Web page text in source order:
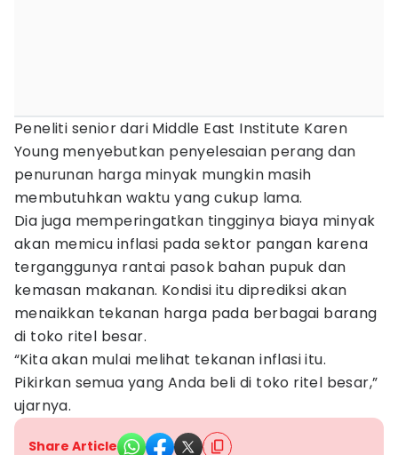
Peneliti senior dari Middle East Institute Karen
Young menyebutkan penyelesaian perang dan
penurunan harga minyak mungkin masih
membutuhkan waktu yang cukup lama.
Dia juga memperingatkan tingginya biaya minyak
akan memicu inflasi pada sektor pangan karena
terganggunya rantai pasok bahan pupuk dan
kemasan makanan. Kondisi itu diprediksi akan
menaikkan tekanan harga pada berbagai barang
di toko ritel besar.
“Kita akan mulai melihat tekanan inflasi itu.
Pikirkan semua yang Anda beli di toko ritel besar,”
ujarnya.
Share Article